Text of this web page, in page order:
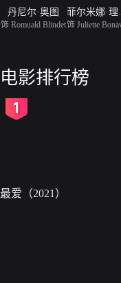
丹尼尔·奥图
饰 Romuald Blindet
电影排行榜
最爱（2021）